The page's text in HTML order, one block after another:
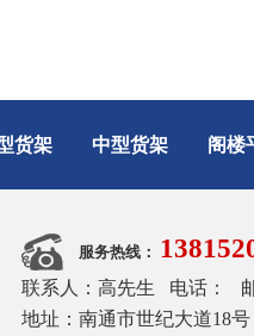
货架 中型货架 阁楼
服务热线：
联系人：高先生 电话： 邮
地址：南通市世纪大道18